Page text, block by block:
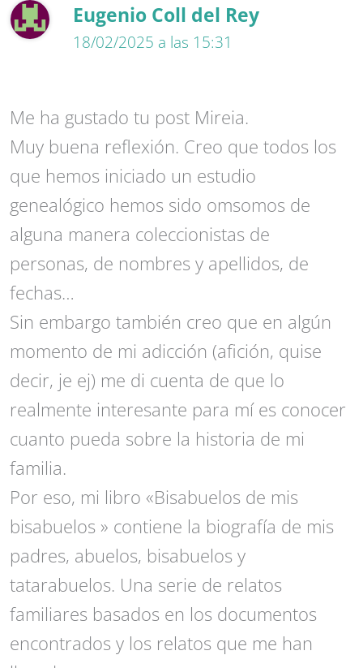
Eugenio Coll del Rey
18/02/2025 a las 15:31
Me ha gustado tu post Mireia.
Muy buena reflexión. Creo que todos los
que hemos iniciado un estudio
genealógico hemos sido omsomos de
alguna manera coleccionistas de
personas, de nombres y apellidos, de
fechas…
Sin embargo también creo que en algún
momento de mi adicción (afición, quise
decir, je ej) me di cuenta de que lo
realmente interesante para mí es conocer
cuanto pueda sobre la historia de mi
familia.
Por eso, mi libro «Bisabuelos de mis
bisabuelos » contiene la biografía de mis
padres, abuelos, bisabuelos y
tatarabuelos. Una serie de relatos
familiares basados en los documentos
encontrados y los relatos que me han